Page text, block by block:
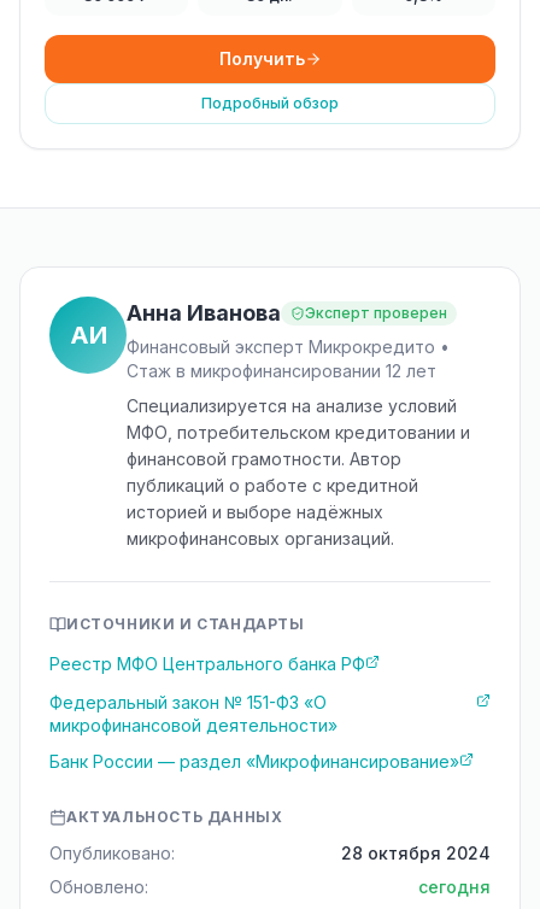
Получить
Подробный обзор
АИ
Анна Иванова Эксперт проверен
Финансовый эксперт Микрокредито •
Стаж в микрофинансировании 12 лет
Специализируется на анализе условий
МФО, потребительском кредитовании и
финансовой грамотности. Автор
публикаций о работе с кредитной
историей и выборе надёжных
микрофинансовых организаций.
ИСТОЧНИКИ И СТАНДАРТЫ
Реестр МФО Центрального банка РФ
Федеральный закон № 151-ФЗ «О
микрофинансовой деятельности»
Банк России — раздел «Микрофинансирование»
АКТУАЛЬНОСТЬ ДАННЫХ
Опубликовано:
28 октября 2024
Обновлено:
сегодня